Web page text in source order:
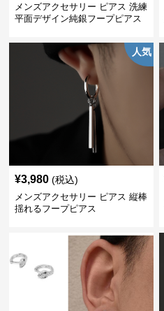
メンズアクセサリー ピアス 洗練
平面デザイン純銀フープピアス
人気
¥3,980 (税込)
メンズアクセサリー ピアス 縦棒
揺れるフープピアス